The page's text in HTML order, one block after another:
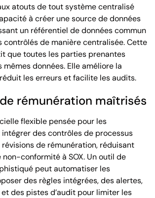
atouts de tout système centralisé
à créer une source de données
un référentiel de données commun
contrôlés de manière centralisée. Cette
que toutes les parties prenantes
données. Elle améliore la
les erreurs et facilite les audits.
rémunération maîtrisés
flexible pensée pour les
des contrôles de processus
de rémunération, réduisant
conformité à SOX. Un outil de
peut automatiser les
des règles intégrées, des alertes,
des pistes d’audit pour limiter les